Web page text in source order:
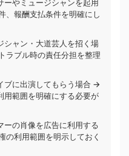
ーやミュージシャンを起用
、報酬支払条件を明確にし
シャン・大道芸人を招く場
ラブル時の責任分担を整理
ブに出演してもらう場合 →
用範囲を明確にする必要が
ーの肖像を広告に利用する
利用範囲を明示しておく